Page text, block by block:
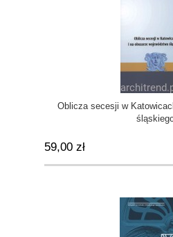
Oblicza secesji w
59,00 zł